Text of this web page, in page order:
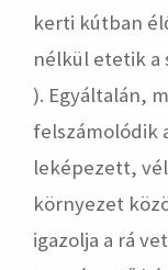
kerti kútban
nélkül etetik a
). Egyáltalán,
felszámolódik
leképezett,
környezet
igazolja a rá